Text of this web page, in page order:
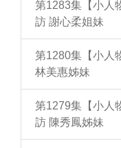
第1283集【小人
訪 謝心柔姐妹
第1280集【小人
林美惠姊妹
第1279集【小人
訪 陳秀鳳姊妹